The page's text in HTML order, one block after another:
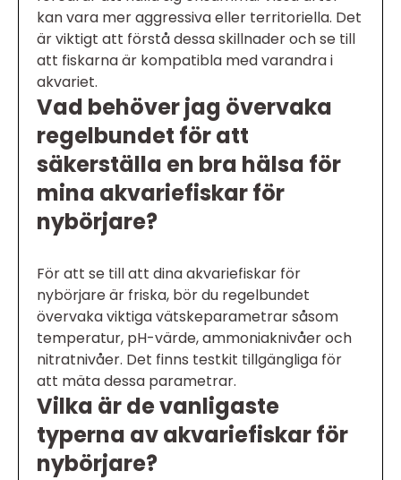
kan vara mer aggressiva eller territoriella. Det
är viktigt att förstå dessa skillnader och se till
att fiskarna är kompatibla med varandra i
akvariet.
Vad behöver jag övervaka
regelbundet för att
säkerställa en bra hälsa för
mina akvariefiskar för
nybörjare?
För att se till att dina akvariefiskar för
nybörjare är friska, bör du regelbundet
övervaka viktiga vätskeparametrar såsom
temperatur, pH-värde, ammoniaknivåer och
nitratnivåer. Det finns testkit tillgängliga för
att mäta dessa parametrar.
Vilka är de vanligaste
typerna av akvariefiskar för
nybörjare?